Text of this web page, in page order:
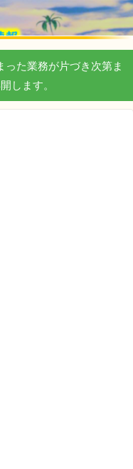
った業務が片づき次第ま
します。